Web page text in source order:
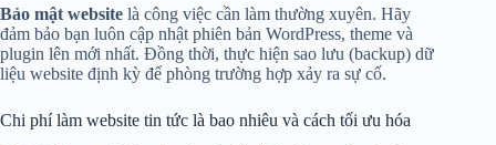
Bảo mật website là công việc cần làm thường xuyên. Hãy
đảm bảo bạn luôn cập nhật phiên bản WordPress, theme và
plugin lên mới nhất. Đồng thời, thực hiện sao lưu (backup) dữ
liệu website định kỳ để phòng trường hợp xảy ra sự cố.
Chi phí làm website tin tức là bao nhiêu và cách tối ưu hóa